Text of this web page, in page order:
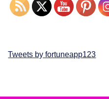
Tweets by fortuneapp123